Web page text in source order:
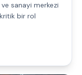
sanayi merkezi
bir rol